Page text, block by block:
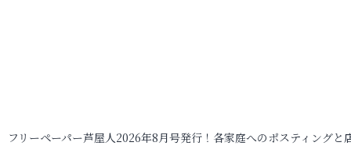
フリーペーパー芦屋人2026年8月号発行！各家庭へのポスティングと